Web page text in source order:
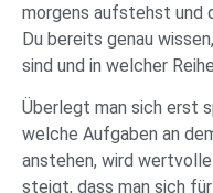
morgens aufstehst und
Du bereits genau
sind und in welcher
Überlegt man sich erst
welche Aufgaben an
anstehen, wird
steigt, dass man sich